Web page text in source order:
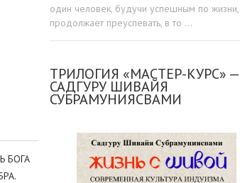
БОГА
один человек, будучи успешным по жизни,
продолжает преуспевать, в то …
ТРИЛОГИЯ «МАСТЕР-КУРС» —
САДГУРУ ШИВАЙЯ
СУБРАМУНИЯСВАМИ